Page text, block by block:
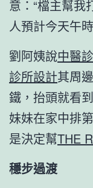
意：“檔主幫我
人預計今天午
劉阿姨說中醫
診所設計其周
鐵，抬頭就看
妹妹在家中排
是決定幫THE
穩步過渡